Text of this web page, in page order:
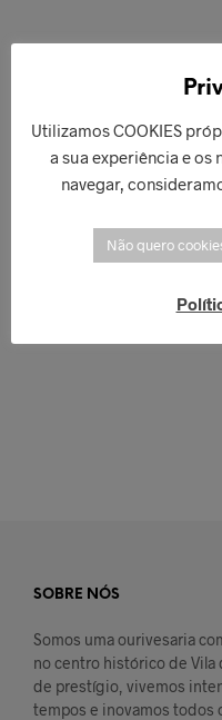
SOBRE NÓS
Somos uma ourivesaria
no centro histórico de Vila
de prestígio, vivemos
tempos e inovamos todos
Utilizamos COOKIES
a sua experiência e os
navegar,
Não quero